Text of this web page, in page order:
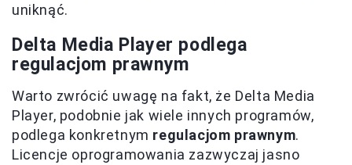
uniknąć.
Delta Media Player podlega
regulacjom prawnym
Warto zwrócić uwagę na fakt, że Delta Media
Player, podobnie jak wiele innych programów,
podlega konkretnym regulacjom prawnym.
Licencje oprogramowania zazwyczaj jasno